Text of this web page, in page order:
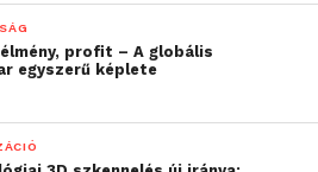
élmény, profit – A globális
egyszerű képlete